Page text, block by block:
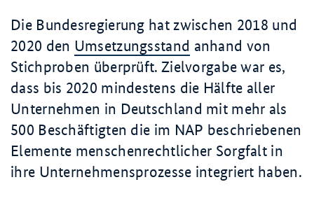
Die Bundesregierung hat zwischen 2018 und
2020 den Umsetzungsstand anhand von
Stichproben überprüft. Zielvorgabe war es,
dass bis 2020 mindestens die Hälfte aller
Unternehmen in Deutschland mit mehr als
500 Beschäftigten die im NAP beschriebenen
Elemente menschenrechtlicher Sorgfalt in
ihre Unternehmensprozesse integriert haben.